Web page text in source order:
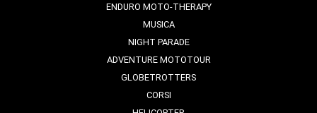
ENDURO MOTO-THERAPY
MUSICA
NIGHT PARADE
ADVENTURE MOTOTOUR
GLOBETROTTERS
CORSI